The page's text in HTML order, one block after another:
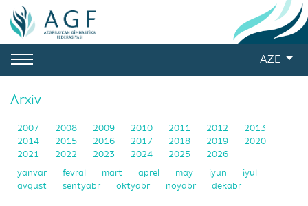
AZE
Arxiv
2007 2008 2009 2010 2011 2012
2013
2014
2015 2016 2017 2018 2019
2020
2021
2022 2023 2024 2025 2026
yanvar fevral mart aprel may iyun
iyul
avqust
sentyabr oktyabr noyabr dekabr